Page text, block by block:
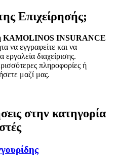
Επιχείρησής;
KAMOLINOS INSURANCE
να εγγραφείτε και να
διαχείρισης.
πληροφορίες ή
μαζί μας.
στην κατηγορία